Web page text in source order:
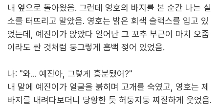
내 옆으로 돌아왔음. 그런데 영호의 바지를 본 순간 나는 실
소를 터뜨리고 말았음. 영호는 밝은 회색 슬랙스를 입고 있
었는데, 예진이가 앉았다 일어난 그 꼬추 부근이 마치 오줌
이라도 싼 것처럼 둥그렇게 흠뻑 젖어 있었음.
나: "와... 예진아, 그렇게 흥분됐어?"
내 말에 예진이가 얼굴을 붉히며 고개를 숙였고, 영호는 제
바지를 내려다보더니 당황한 듯 허둥지둥 찌질하게 웃었음.